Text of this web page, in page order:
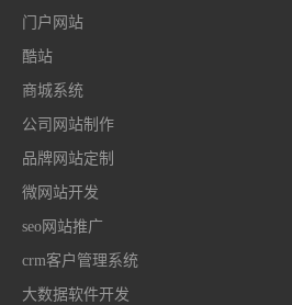
门户网站
酷站
商城系统
公司网站制作
品牌网站定制
微网站开发
seo网站推广
crm客户管理系统
大数据软件开发